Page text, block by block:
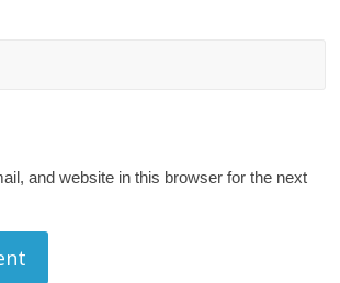
and website in this browser for the next